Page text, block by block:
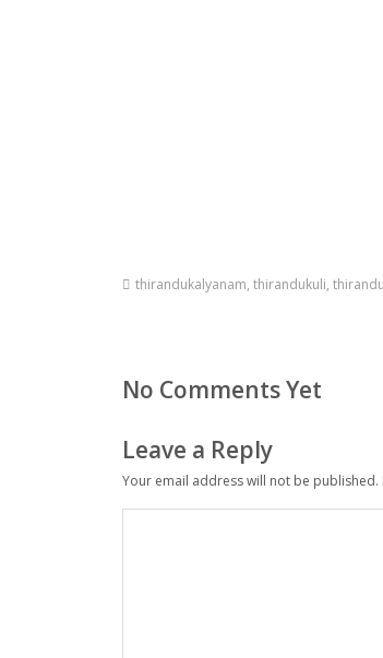
thirandukalyanam, thirandukuli,
No Comments Yet
Leave a Reply
Your email address will not be published.